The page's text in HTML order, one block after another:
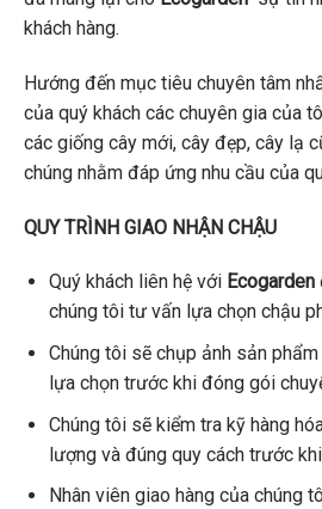
khách hàng.
Hướng đến mục tiêu chuyên tâm
của quý khách các chuyên gia của
các giống cây mới, cây đẹp, cây lạ
chúng nhằm đáp ứng nhu cầu của
QUY TRÌNH GIAO NHẬN CHẬU
Quý khách liên hệ với Ecogarden
chúng tôi tư vấn lựa chọn chậu
Chúng tôi sẽ chụp ảnh sản
lựa chọn trước khi đóng gói
Chúng tôi sẽ kiểm tra kỹ hàng
lượng và đúng quy cách trước
Nhân viên giao hàng của chúng